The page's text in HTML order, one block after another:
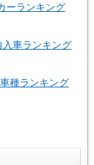
ーランキング
入車ランキング
種ランキング